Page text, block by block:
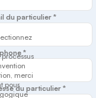
merci
pour
du particulier *
*
du particulier *